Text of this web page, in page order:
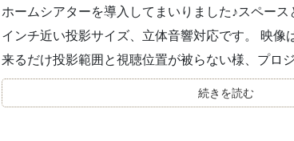
ホームシアターを導入してまいりました♪スペー
インチ近い投影サイズ、立体音響対応です。 映像
来るだけ投影範囲と視聴位置が被らない様、プロ
続きを読む